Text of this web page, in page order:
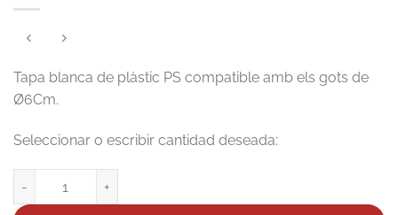
Tapa blanca de plàstic PS compatible amb els gots de
Ø6Cm.